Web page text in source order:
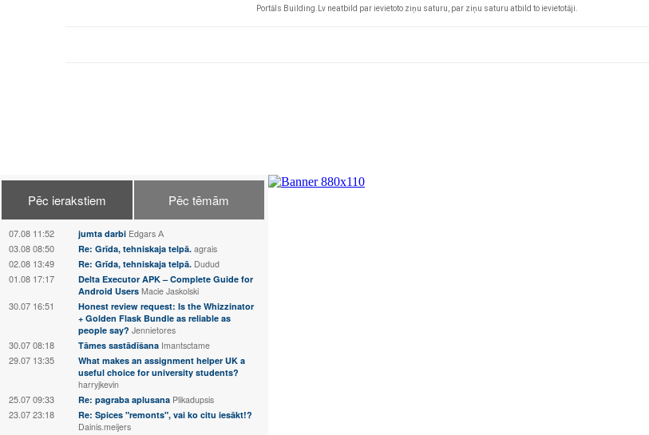
Portāls Building.Lv neatbild par ievietoto ziņu saturu, par ziņu saturu atbild to ievietotāji.
Pēc ierakstiem Pēc tēmām
07.08 11:52 jumta darbi Edgars А
03.08 08:50 Re: Grīda, tehniskaja telpā. agrais
02.08 13:49 Re: Grīda, tehniskaja telpā. Dudud
01.08 17:17
Delta Executor APK – Complete Guide for
Android Users Macie Jaskolski
30.07 16:51
Honest review request: Is the Whizzinator
+ Golden Flask Bundle as reliable as
people say? Jennietores
30.07 08:18 Tāmes sastādīšana Imantsctame
29.07 13:35
What makes an assignment helper UK a
useful choice for university students?
harryjkevin
25.07 09:33 Re: pagraba aplusana Plikadupsis
23.07 23:18
Re: Spices "remonts", vai ko citu iesākt!?
Dainis.meijers